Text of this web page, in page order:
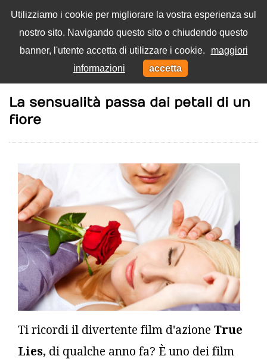
Utilizziamo i cookie per migliorare la vostra esperienza sul
nostro sito. Navigando questo sito o chiudendo questo
banner, l'utente accetta di utilizzare i cookie.
maggiori
informazioni
accetta
Menu
La sensualità passa dai petali di un
fiore
Ti ricordi il divertente film d'azione True
Lies, di qualche anno fa? È uno dei film